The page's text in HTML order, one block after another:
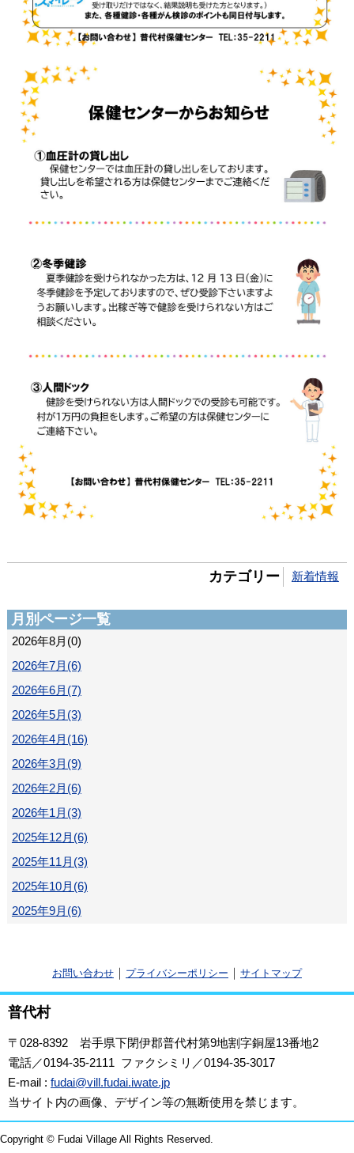
カテゴリー 新着情報
月別ページ一覧
2026年8月(0)
2026年7月(6)
2026年6月(7)
2026年5月(3)
2026年4月(16)
2026年3月(9)
2026年2月(6)
2026年1月(3)
2025年12月(6)
2025年11月(3)
2025年10月(6)
2025年9月(6)
お問い合わせ プライバシーポリシー サイトマップ
普代村
〒028-8392 岩手県下閉伊郡普代村第9地割字銅屋13番地2
電話／0194-35-2111 ファクシミリ／0194-35-3017
E-mail : fudai@vill.fudai.iwate.jp
当サイト内の画像、デザイン等の無断使用を禁じます。
Copyright © Fudai Village All Rights Reserved.